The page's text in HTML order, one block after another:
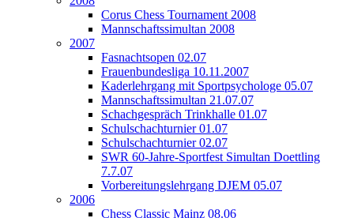
Corus Chess Tournament 2008
Mannschaftssimultan 2008
2007
Fasnachtsopen 02.07
Frauenbundesliga 10.11.2007
Kaderlehrgang mit Sportpsychologe 05.07
Mannschaftssimultan 21.07.07
Schachgespräch Trinkhalle 01.07
Schulschachturnier 01.07
Schulschachturnier 02.07
SWR 60-Jahre-Sportfest Simultan Doettling
7.7.07
Vorbereitungslehrgang DJEM 05.07
2006
Chess Classic Mainz 08.06